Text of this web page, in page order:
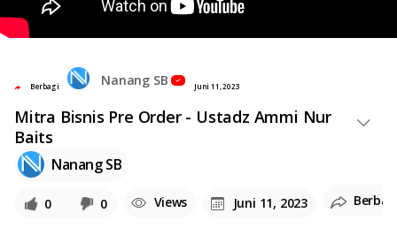
Berbagi Nanang SB Juni 11, 2023
Mitra Bisnis Pre Order - Ustadz Ammi Nur
Baits
Nanang SB
0 0 Views Juni 11, 2023